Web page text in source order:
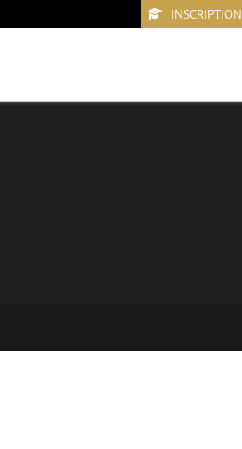
INSCRIPTION